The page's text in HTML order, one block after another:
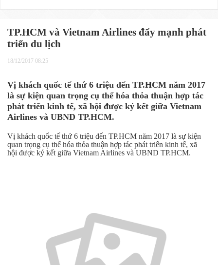
TP.HCM và Vietnam Airlines đẩy mạnh phát
triển du lịch
18/12/2017 08:25
Vị khách quốc tế thứ 6 triệu đến TP.HCM năm 2017
là sự kiện quan trọng cụ thể hóa thỏa thuận hợp tác
phát triển kinh tế, xã hội được ký kết giữa Vietnam
Airlines và UBND TP.HCM.
Vị khách quốc tế thứ 6 triệu đến TP.HCM năm 2017 là sự kiện
quan trọng cụ thể hóa thỏa thuận hợp tác phát triển kinh tế, xã
hội được ký kết giữa Vietnam Airlines và UBND TP.HCM.